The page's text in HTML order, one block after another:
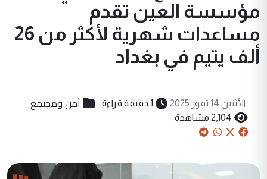
مؤسسة العين تقدم
مساعدات شهرية لأكثر من 26
ألف يتيم في بغداد
الأثنين 14 تموز 2025 1 دقيقة قراءة أمن ومجتمع
2,104 مشاهدة